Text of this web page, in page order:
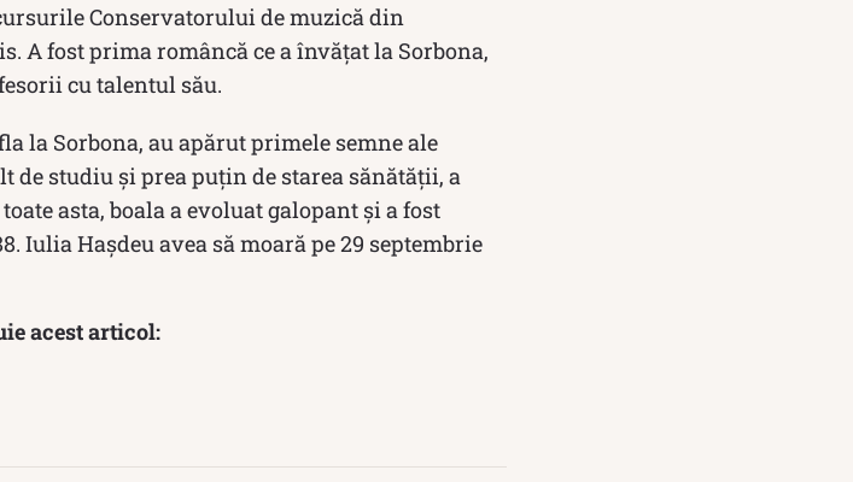
Conservatorului de muzică din
A fost prima româncă ce a învățat la Sorbona,
cu talentul său.
la Sorbona, au apărut primele semne ale
de studiu şi prea puţin de starea sănătăţii, a
asta, boala a evoluat galopant și a fost
Iulia Hașdeu avea să moară pe 29 septembrie
acest articol: